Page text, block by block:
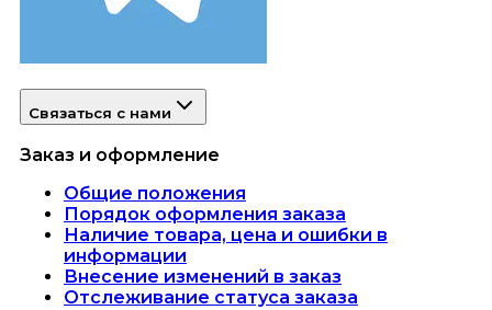
Связаться с нами
Заказ и оформление
Общие положения
Порядок оформления заказа
Наличие товара, цена и ошибки в
информации
Внесение изменений в заказ
Отслеживание статуса заказа